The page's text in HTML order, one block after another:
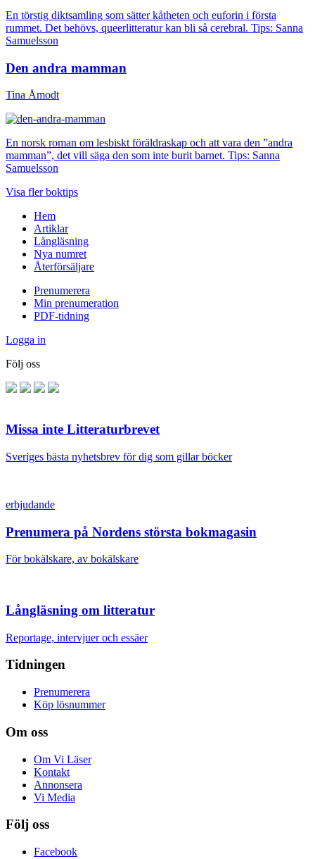
En törstig diktsamling som sätter kåtheten och euforin i första
rummet. Det behövs, queerlitteratur kan bli så cerebral. Tips: Sanna
Samuelsson
Den andra mamman
Tina Åmodt
En norsk roman om lesbiskt föräldraskap och att vara den ”andra
mamman”, det vill säga den som inte burit barnet. Tips: Sanna
Samuelsson
Visa fler boktips
Hem
Artiklar
Långläsning
Nya numret
Återförsäljare
Prenumerera
Min prenumeration
PDF-tidning
Logga in
Följ oss
Missa inte Litteraturbrevet
Sveriges bästa nyhetsbrev för dig som gillar böcker
erbjudande
Prenumera på Nordens största bokmagasin
För bokälskare, av bokälskare
Långläsning om litteratur
Reportage, intervjuer och essäer
Tidningen
Prenumerera
Köp lösnummer
Om oss
Om Vi Läser
Kontakt
Annonsera
Vi Media
Följ oss
Facebook